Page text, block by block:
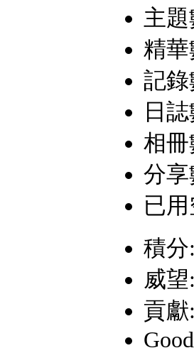
主題
精華
記錄
日
相冊
分享
已
積分
威望
貢獻